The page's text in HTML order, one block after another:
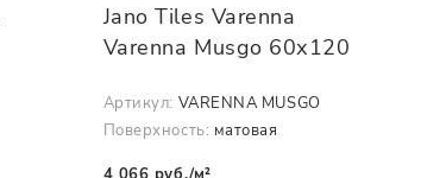
Jano Tiles Varenna
Varenna Musgo 60х120
Артикул: VARENNA MUSGO
Поверхность: матовая